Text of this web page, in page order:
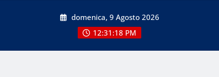
domenica, 9 Agosto 2026
12:31:18 PM